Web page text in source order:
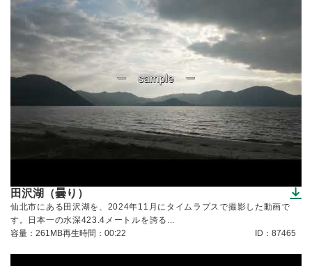
田沢湖（曇り）
（ダウンロードできます）
仙北市にある田沢湖を、2024年11月にタイムラプスで撮影した動画で
す。日本一の水深423.4メートルを誇る...
容量：261MB再生時間：00:22 ID：87465